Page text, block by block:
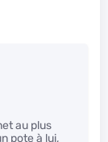
au plus
pote à lui,